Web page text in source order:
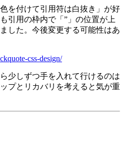
を付けて引用符は白抜き」が好
引用の枠内で「”」の位置が上
した。今後変更する可能性はあ
css-design/
少しずつ手を入れて行けるのは
プとリカバリを考えると気が重